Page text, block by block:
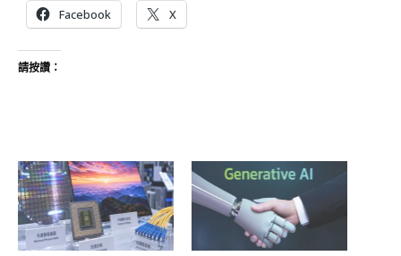
Facebook X
請按讚：